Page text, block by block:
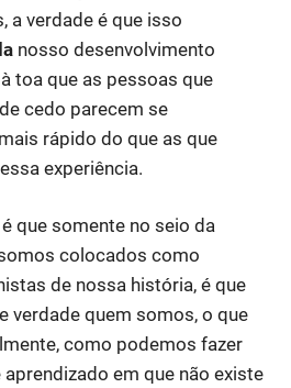
a verdade é que isso
nosso desenvolvimento
toa que as pessoas que
cedo parecem se
rápido do que as que
experiência.
que somente no seio da
colocados como
de nossa história, é que
verdade quem somos, o que
como podemos fazer
em que não existe